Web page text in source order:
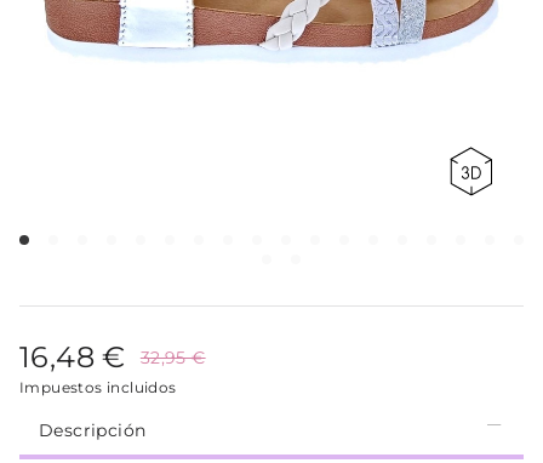
16,48 € 32,95 €
Impuestos incluidos
Descripción